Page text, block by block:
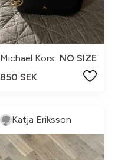
Michael Kors NO SIZE
850 SEK
Katja Eriksson